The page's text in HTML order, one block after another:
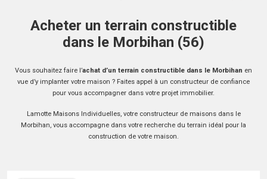
Acheter un terrain constructible
dans le Morbihan (56)
Vous souhaitez faire l’achat d’un terrain constructible dans le Morbihan en
vue d’y implanter votre maison ? Faites appel à un constructeur de confiance
pour vous accompagner dans votre projet immobilier.
Lamotte Maisons Individuelles, votre constructeur de maisons dans le
Morbihan, vous accompagne dans votre recherche du terrain idéal pour la
construction de votre maison.